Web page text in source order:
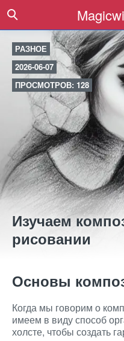
РАЗНОЕ
2026-06-07
ПРОСМОТРОВ: 128
Изучаем
рисовании
Основы
Когда мы говорим о
имеем в виду способ
холсте, чтобы создать